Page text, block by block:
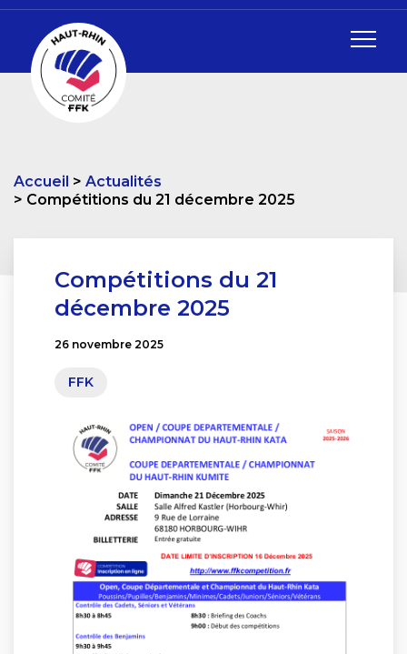
Accueil
Actualités
Compétitions du 21 décembre 2025
Compétitions du 21
décembre 2025
26 novembre 2025
FFK